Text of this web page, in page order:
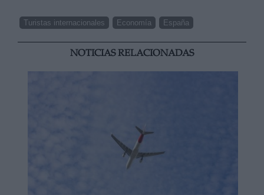
Turistas internacionales Economía España
NOTICIAS RELACIONADAS